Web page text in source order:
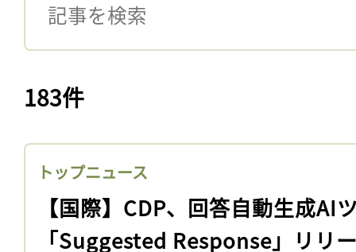
183件
トップニュース
【国際】CDP、回答自動生成AI
「Suggested Response」リリ